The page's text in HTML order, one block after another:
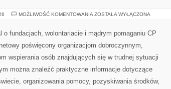
MOŻLIWOŚĆ KOMENTOWANIA PRAWO
ZOSTAŁA WYŁĄCZONA
o fundacjach, wolontariacie i mądrym pomaganiu CP
poświęcony organizacjom dobroczynnym,
wspierania osób znajdujących się w trudnej sytuacji
można znaleźć praktyczne informacje dotyczące
organizowania pomocy, pozyskiwania środków,